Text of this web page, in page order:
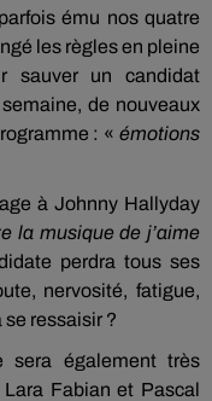
ému nos quatre
les règles en pleine
sauver un candidat
de nouveaux
: « émotions
à Johnny Hallyday
la musique de j’aime
perdra tous ses
nervosité, fatigue,
ressaisir ?
sera également très
Fabian et Pascal